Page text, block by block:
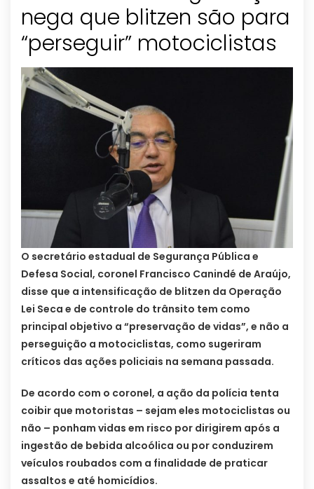
nega que blitzen são para
“perseguir” motociclistas
O secretário estadual de Segurança Pública e
Defesa Social, coronel Francisco Canindé de Araújo,
disse que a intensificação de blitzen da Operação
Lei Seca e de controle do trânsito tem como
principal objetivo a “preservação de vidas”, e não a
perseguição a motociclistas, como sugeriram
críticos das ações policiais na semana passada.
De acordo com o coronel, a ação da polícia tenta
coibir que motoristas – sejam eles motociclistas ou
não – ponham vidas em risco por dirigirem após a
ingestão de bebida alcoólica ou por conduzirem
veículos roubados com a finalidade de praticar
assaltos e até homicídios.